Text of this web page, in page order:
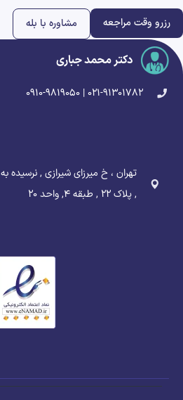
رزرو وقت مراجعه مشاوره با بله
دکتر محمد جباری
۰۲۱-۹۱۳۰۱۷۸۲ | ۰۹۱۰-۹۸۱۹۰۵۰
تهران ، خ میرزای شیرازی ,
, پلاک ۲۲ , طبقه ۴, واحد ۲۰